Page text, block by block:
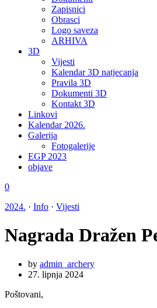
Zapisnici
Obrasci
Logo saveza
ARHIVA
3D
Vijesti
Kalendar 3D natjecanja
Pravila 3D
Dokumenti 3D
Kontakt 3D
Linkovi
Kalendar 2026.
Galerija
Fotogalerije
EGP 2023
objave
0
2024. · Info · Vijesti
Nagrada Dražen
by admin_archery
27. lipnja 2024
Poštovani,